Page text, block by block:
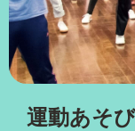
運動あそ